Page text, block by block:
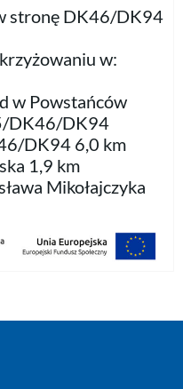
stronę DK46/DK94
w:
w Powstańców
DK46/DK94
DK94 6,0 km
1,9 km
Mikołajczyka